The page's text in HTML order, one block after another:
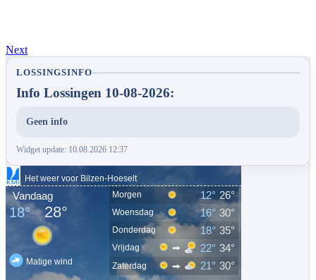
Next
LOSSINGSINFO
Info Lossingen 10-08-2026:
Geen info
Widget update: 10.08.2026 12:37